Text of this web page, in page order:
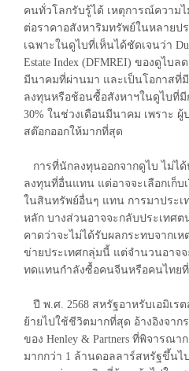
คนทั่วโลกรับรู้ได้ เหตุการณ์ความ
ต่อราคาอสังหาริมทรัพย์ในหลายป
เฉพาะในดูไบที่เห็นได้ชัดเจนว่า
Estate Index (DFMREI) ของดูไบล
มีนาคมที่ผ่านมา และเป็นโอกาสที่มี
ลงทุนหรือช้อนซื้อสังหาฯในดูไบที่มี
30% ในช่วงเดือนมีนาคม เพราะ ผู้
สต๊อกออกให้มากที่สุด
การที่นักลงทุนออกจากดูไบ ไม่ได้
ลงทุนที่อื่นแทน แต่อาจจะเลือกเก็
ในสินทรัพย์อื่นๆ แทน การมาประเ
หลัก บางส่วนอาจจะกลับประเทศต
คาดว่าจะไม่ได้รับผลกระทบจากเ
ข่ายประเทศกลุ่มนี้ แต่จำนวนอาจ
ทดแทนกำลังซื้อคนจีนหรือคนไทย
ปี พ.ศ. 2568 สหรัฐอาหรับเอมิเร
ย้ายไปใช้ชีวิตมากที่สุด อ้างอิงจากร
ของ Henley & Partners ที่พิจารณ
มากกว่า 1 ล้านดอลลาร์สหรัฐขึ้นไ